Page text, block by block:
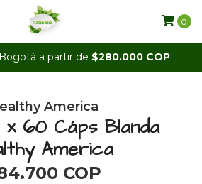
a partir de $280.000 COP
0
America
60 Cáps Blanda
America
COP